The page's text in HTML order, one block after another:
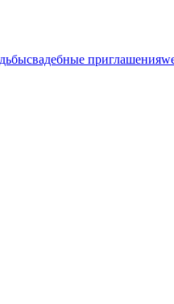
свадебные приглашения